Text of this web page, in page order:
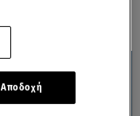
Αποδοχή